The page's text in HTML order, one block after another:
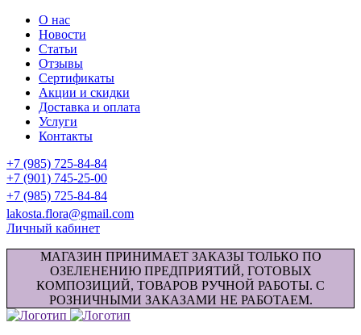
О нас
Новости
Статьи
Отзывы
Сертификаты
Акции и скидки
Доставка и оплата
Услуги
Контакты
+7 (985) 725-84-84
+7 (901) 745-25-00
+7 (985) 725-84-84
lakosta.flora@gmail.com
Личный кабинет
МАГАЗИН ПРИНИМАЕТ ЗАКАЗЫ ТОЛЬКО ПО
ОЗЕЛЕНЕНИЮ ПРЕДПРИЯТИЙ, ГОТОВЫХ
КОМПОЗИЦИЙ, ТОВАРОВ РУЧНОЙ РАБОТЫ. С
РОЗНИЧНЫМИ ЗАКАЗАМИ НЕ РАБОТАЕМ.